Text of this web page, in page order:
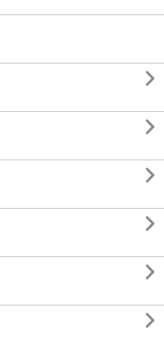





